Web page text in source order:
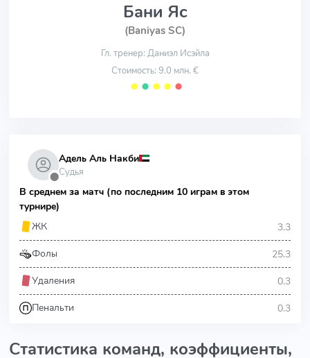
Бани Яс
(Baniyas SC)
Гл. тренер: Даниэл Исэйла
Стоимость: 9.0 млн. €
⬤ ⬤ ⬤ ⬤ ⬤
⬤
Адель Аль Накби
Судья
В среднем за матч (по последним 10 играм в этом
турнире)
ЖК
3.3
Фолы 25.3
Удаления 0.3
Пенальти 0.3
Статистика команд, коэффициенты,